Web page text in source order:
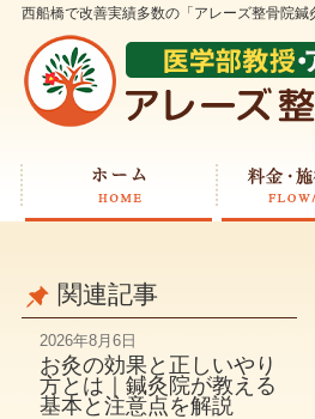
西船橋で改善実績多数の「アレーズ整骨院鍼
関連記事
2026年8月6日
お灸の効果と正しいやり
方とは｜鍼灸院が教える
基本と注意点を解説